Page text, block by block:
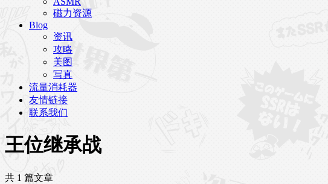
磁力资源
Blog
资讯
攻略
美图
写真
流量消耗器
友情链接
联系我们
王位继承战
共 1 篇文章